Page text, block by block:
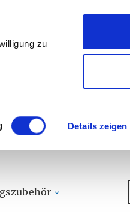
zu
Details zeigen